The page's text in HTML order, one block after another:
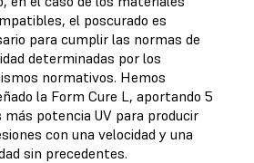
el poscurado es
para cumplir las normas de
determinadas por los
normativos. Hemos
la Form Cure L, aportando 5
más potencia UV para producir
con una velocidad y una
sin precedentes.